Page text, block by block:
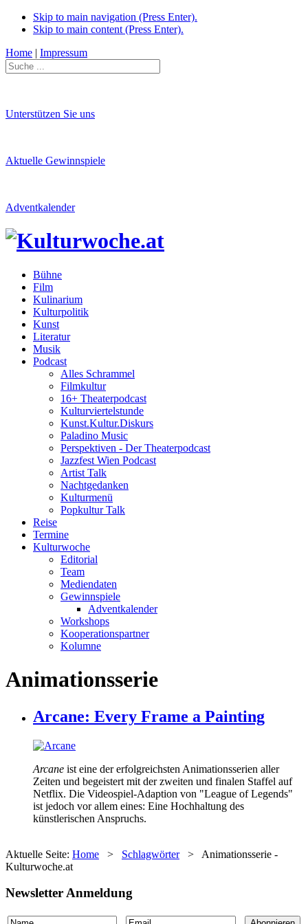
Skip to main navigation (Press Enter).
Skip to main content (Press Enter).
Home | Impressum
Unterstützen Sie uns
Aktuelle Gewinnspiele
Adventkalender
Bühne
Film
Kulinarium
Kulturpolitik
Kunst
Literatur
Musik
Podcast
Alles Schrammel
Filmkultur
16+ Theaterpodcast
Kulturviertelstunde
Kunst.Kultur.Diskurs
Paladino Music
Perspektiven - Der Theaterpodcast
Jazzfest Wien Podcast
Artist Talk
Nachtgedanken
Kulturmenü
Popkultur Talk
Reise
Termine
Kulturwoche
Editorial
Team
Mediendaten
Gewinnspiele
Adventkalender
Workshops
Kooperationspartner
Kolumne
Animationsserie
Arcane: Every Frame a Painting
Arcane ist eine der erfolgreichsten Animationsserien aller
Zeiten und begeistert mit der zweiten und finalen Staffel auf
Netflix. Die Videospiel-Adaption von "League of Legends"
ist jedoch vor allem eines: Eine Hochhaltung des
künstlerischen Anspruchs.
Aktuelle Seite: Home > Schlagwörter > Animationsserie -
Kulturwoche.at
Newsletter Anmeldung